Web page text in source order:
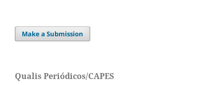
Make a Submission
Qualis Periódicos/CAPES